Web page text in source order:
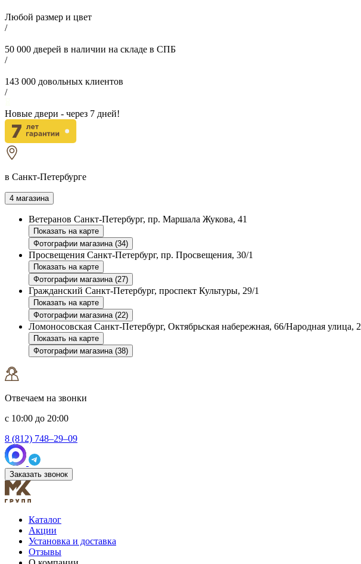
Любой размер и цвет
/
50 000 дверей в наличии на складе в СПБ
/
143 000 довольных клиентов
/
Новые двери - через 7 дней!
в Санкт-Петербурге
4 магазина
Ветеранов Санкт-Петербург, пр. Маршала Жукова, 41
Показать на карте
Фотографии магазина (34)
Просвещения Санкт-Петербург, пр. Просвещения, 30/1
Показать на карте
Фотографии магазина (27)
Гражданский Санкт-Петербург, проспект Культуры, 29/1
Показать на карте
Фотографии магазина (22)
Ломоносовская Санкт-Петербург, Октябрьская набережная, 66/Народная улица, 2
Показать на карте
Фотографии магазина (38)
Отвечаем на звонки
с 10:00 до 20:00
8 (812) 748–29–09
Заказать звонок
Каталог
Акции
Установка и доставка
Отзывы